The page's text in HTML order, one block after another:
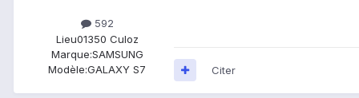
592
Lieu01350 Culoz
Marque:SAMSUNG
Modèle:GALAXY S7 Citer